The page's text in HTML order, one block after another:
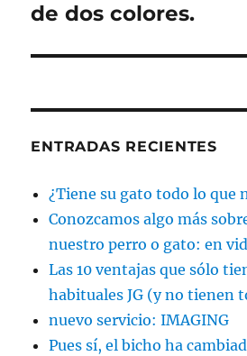
siguiente:
de dos colores.
ENTRADAS RECIENTES
¿Tiene su gato todo lo que
Conozcamos algo más
nuestro perro o gato: en
Las 10 ventajas que sólo
habituales JG (y no tienen
nuevo servicio: IMAGING
Pues sí, el bicho ha